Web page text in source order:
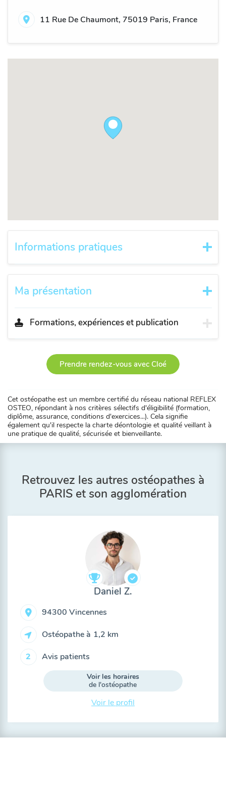
11 Rue De Chaumont, 75019 Paris, France
Informations pratiques
Ma présentation
Formations, expériences et publication
Prendre rendez-vous avec Cloé
Cet ostéopathe est un membre certifié du réseau national REFLEX
OSTEO, répondant à nos critères sélectifs d'éligibilité (formation,
diplôme, assurance, conditions d'exercices...). Cela signifie
également qu'il respecte la charte déontologie et qualité veillant à
une pratique de qualité, sécurisée et bienveillante.
Retrouvez les autres ostéopathes à
PARIS et son agglomération
Daniel Z.
94300 Vincennes
Ostéopathe à 1,2 km
2 Avis patients
Voir les horaires
de l'ostéopathe
Voir le profil